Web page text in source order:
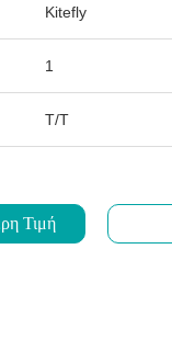
Kitefly
1
T/T
Τιμή